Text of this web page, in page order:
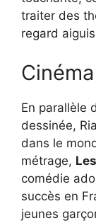
traiter des
regard
Cinéma
En parallèle
dessinée,
dans le
métrage,
comédie
succès en
jeunes